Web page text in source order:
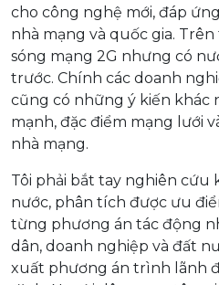
cho công nghệ mới, đáp
nhà mạng và quốc gia.
sóng mạng 2G nhưng có
trước. Chính các doanh
cũng có những ý kiến khác
mạnh, đặc điểm mạng lưới
nhà mạng.
Tôi phải bắt tay nghiên cứu
nước, phân tích được ưu
từng phương án tác động
dân, doanh nghiệp và đất
xuất phương án trình lãnh